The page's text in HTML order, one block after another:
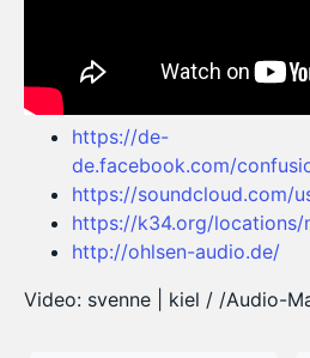
https://de-
de.facebook.com/
https://soundcloud.com/
https://k34.org/locations/
http://ohlsen-audio.de/
Video: svenne | kiel / /Audio-